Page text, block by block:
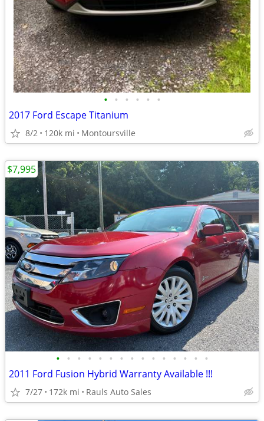
• • • • • •
2017 Ford Escape Titanium
8/2 120k mi Montoursville
• • • • • • • • • • • • • • •
2011 Ford Fusion Hybrid Warranty Available !!!
7/27 172k mi Rauls Auto Sales
$7,995